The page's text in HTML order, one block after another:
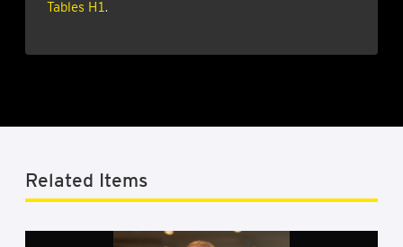
Tables H1.
Related Items